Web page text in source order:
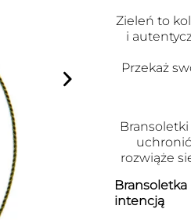
Zieleń to
i
Przekaż
rozwiąże
intencją